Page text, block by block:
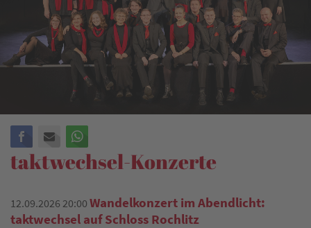
Facebook
E-mail
taktwechsel-Konzerte
12.09.2026 20:00 Wandelkonzert im Abendlicht:
taktwechsel auf Schloss Rochlitz